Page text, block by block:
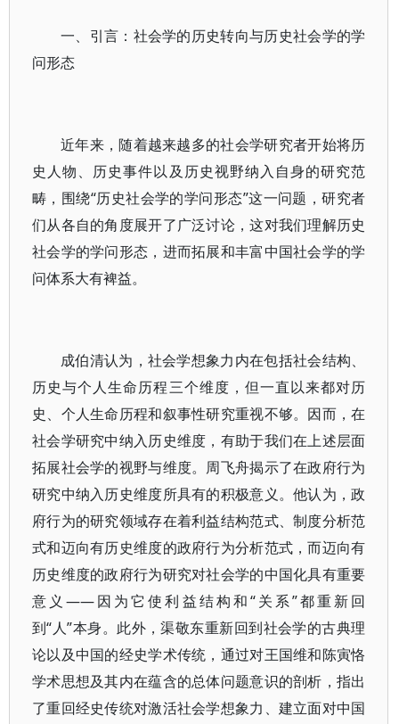
一、引言：社会学的历史转向与历史社会学的学
问形态
近年来，随着越来越多的社会学研究者开始将历
史人物、历史事件以及历史视野纳入自身的研究范
畴，围绕“历史社会学的学问形态”这一问题，研究者
们从各自的角度展开了广泛讨论，这对我们理解历史
社会学的学问形态，进而拓展和丰富中国社会学的学
问体系大有裨益。
成伯清认为，社会学想象力内在包括社会结构、
历史与个人生命历程三个维度，但一直以来都对历
史、个人生命历程和叙事性研究重视不够。因而，在
社会学研究中纳入历史维度，有助于我们在上述层面
拓展社会学的视野与维度。周飞舟揭示了在政府行为
研究中纳入历史维度所具有的积极意义。他认为，政
府行为的研究领域存在着利益结构范式、制度分析范
式和迈向有历史维度的政府行为分析范式，而迈向有
历史维度的政府行为研究对社会学的中国化具有重要
意义——因为它使利益结构和“关系”都重新回
到“人”本身。此外，渠敬东重新回到社会学的古典理
论以及中国的经史学术传统，通过对王国维和陈寅恪
学术思想及其内在蕴含的总体问题意识的剖析，指出
了重回经史传统对激活社会学想象力、建立面对中国